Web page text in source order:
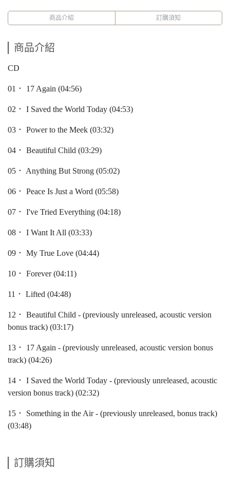
商品介紹 訂購須知
商品介紹
CD
01． 17 Again (04:56)
02． I Saved the World Today (04:53)
03． Power to the Meek (03:32)
04． Beautiful Child (03:29)
05． Anything But Strong (05:02)
06． Peace Is Just a Word (05:58)
07． I've Tried Everything (04:18)
08． I Want It All (03:33)
09． My True Love (04:44)
10． Forever (04:11)
11． Lifted (04:48)
12． Beautiful Child - (previously unreleased, acoustic version
bonus track) (03:17)
13． 17 Again - (previously unreleased, acoustic version bonus
track) (04:26)
14． I Saved the World Today - (previously unreleased, acoustic
version bonus track) (02:32)
15． Something in the Air - (previously unreleased, bonus track)
(03:48)
訂購須知